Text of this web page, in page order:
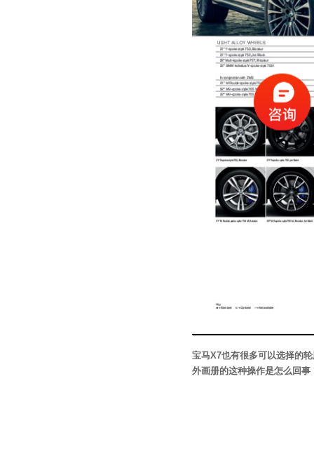
宝马X7也有很多可以选择的
外画册的这种操作是怎么回